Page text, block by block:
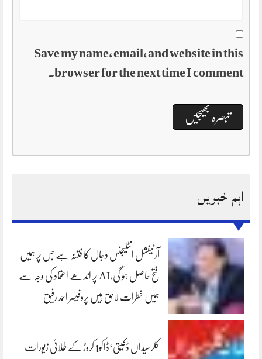
Save my name, email, and website in this
browser for the next time I comment.
اہم خبریں
آرٹیفشل انٹلیجنس دجال کا فتنہ ہے جس پر ہمیں
فتح حاصل ہو گی،AI پر اندھے اعتماد کی وجہ سے
ہمیں خطرات لاحق ہیں پروفیسر احمد رفیق
کلرسیداں ڈکیتی‘ڈاکو1 کروڑ کے طلائی زیورات